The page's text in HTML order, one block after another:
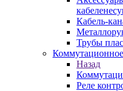
Кабель-
Трубы
Назад
Реле